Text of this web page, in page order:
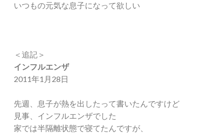
いつもの元気な息子になって欲しい
＜追記＞
インフルエンザ
2011年1月28日
先週、息子が熱を出したって書いたんですけど
見事、インフルエンザでした
家では半隔離状態で寝てたんですが、